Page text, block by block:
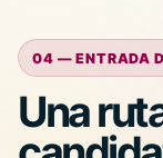
04 — ENTRADA
Una